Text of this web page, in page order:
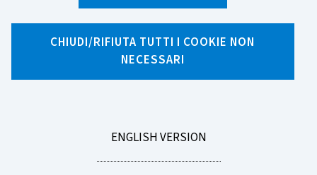
CHIUDI/RIFIUTA TUTTI I COOKIE NON
NECESSARI
GO
ENGLISH VERSION
Facebook
LinkedinWhatsApp
Email
digitali: MUDEMverse premiato
all'Interactive Key Award 2026
CATEGORIA:
MUSEO DELLA MONETA